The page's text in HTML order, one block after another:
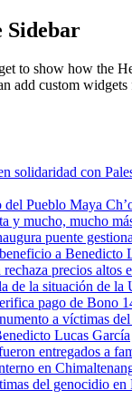
Sidebar
to show how the
add custom widgets
solidaridad con
del Pueblo Maya
y mucho, mucho
puente
a Benedicto
precios altos
de la situación de la
pago de Bono
a víctimas
Lucas García
entregados a
en
del genocidio